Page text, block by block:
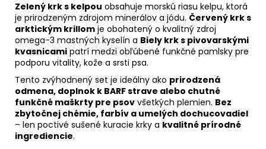
Zelený krk s kelpou obsahuje morskú riasu kelpu, ktorá
je prirodzeným zdrojom minerálov a jódu. Červený krk s
arktickým krillom je obohatený o kvalitný zdroj
omega-3 mastných kyselín a Biely krk s pivovarskými
kvasnicami patrí medzi obľúbené funkčné pamlsky pre
podporu vitality, kože a srsti psa.
Tento zvýhodnený set je ideálny ako prirodzená
odmena, doplnok k BARF strave alebo chutné
funkčné maškrty pre psov všetkých plemien. Bez
zbytočnej chémie, farbív a umelých dochucovadiel
– len poctivé sušené kuracie krky a kvalitné prírodné
ingrediencie.